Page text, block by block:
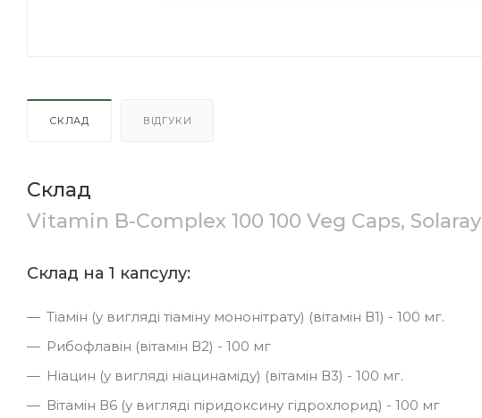
СКЛАД ВІДГУКИ
Склад
Vitamin B-Complex 100 100 Veg Caps, Solaray
Склад на 1 капсулу:
Тіамін (у вигляді тіаміну мононітрату) (вітамін В1) - 100 мг.
Рибофлавін (вітамін В2) - 100 мг
Ніацин (у вигляді ніацинаміду) (вітамін В3) - 100 мг.
Вітамін В6 (у вигляді піридоксину гідрохлорид) - 100 мг